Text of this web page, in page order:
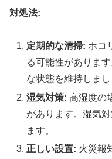
対処法:
定期的な清掃: ホコ
る可能性がありま
な状態を維持しまし
湿気対策: 高湿度の
があります。湿気
ます。
正しい設置: 火災報